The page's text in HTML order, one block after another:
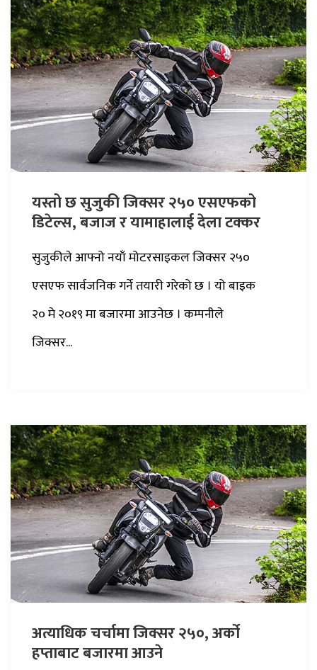
यस्तो छ सुजुकी जिक्सर २५० एसएफको
डिटेल्स, बजाज र यामाहालाई देला टक्कर
सुजुकीले आफ्नो नयाँ मोटरसाइकल जिक्सर २५०
एसएफ सार्वजनिक गर्ने तयारी गरेको छ । यो बाइक
२० मे २०१९ मा बजारमा आउनेछ । कम्पनीले
जिक्सर...
अत्याधिक चर्चामा जिक्सर २५०, अर्को
हप्ताबाट बजारमा आउने